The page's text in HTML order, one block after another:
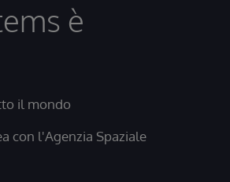
è
il mondo
con l'Agenzia Spaziale